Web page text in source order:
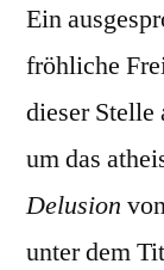
Ein
fröhliche
dieser Stelle
um das
Delusion
unter dem